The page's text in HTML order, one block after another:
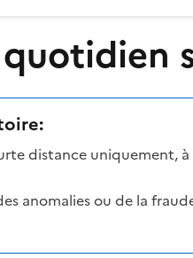
distance uniquement,
anomalies ou de la